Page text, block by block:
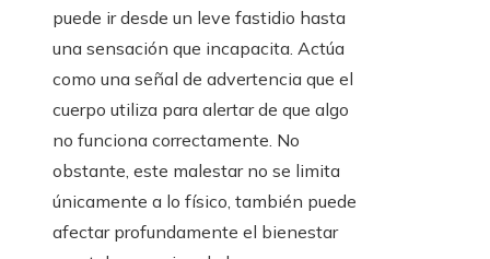
puede ir desde un leve fastidio hasta
una sensación que incapacita. Actúa
como una señal de advertencia que el
cuerpo utiliza para alertar de que algo
no funciona correctamente. No
obstante, este malestar no se limita
únicamente a lo físico, también puede
afectar profundamente el bienestar